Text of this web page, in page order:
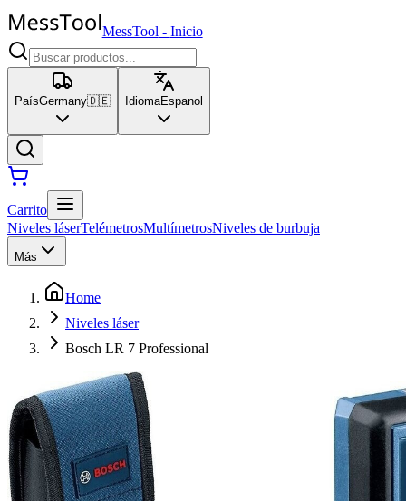
MessTool - Inicio
PaísGermany🇩🇪 IdiomaEspanol
Carrito
Niveles láserTelémetrosMultímetrosNiveles de burbuja
Más
Home
Niveles láser
Bosch LR 7 Professional